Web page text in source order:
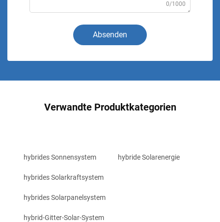
0/1000
Absenden
Verwandte Produktkategorien
hybrides Sonnensystem hybride Solarenergie
hybrides Solarkraftsystem
hybrides Solarpanelsystem
hybrid-Gitter-Solar-System